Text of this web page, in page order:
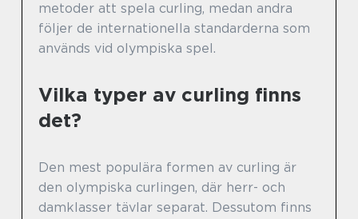
metoder att spela curling, medan andra
följer de internationella standarderna som
används vid olympiska spel.
Vilka typer av curling finns
det?
Den mest populära formen av curling är
den olympiska curlingen, där herr- och
damklasser tävlar separat. Dessutom finns